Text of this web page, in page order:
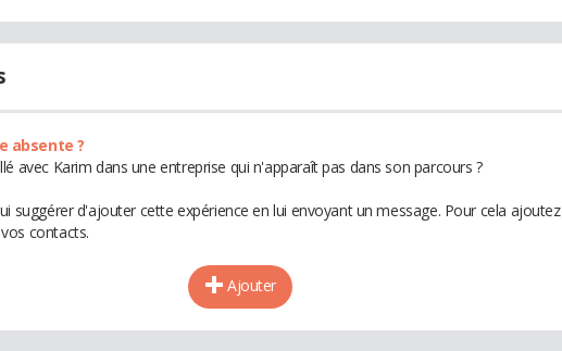
absente ?
avec Karim dans une entreprise qui n'apparaît pas dans son parcours ?
suggérer d'ajouter cette expérience en lui envoyant un message. Pour cela ajoutez
contacts.
Ajouter